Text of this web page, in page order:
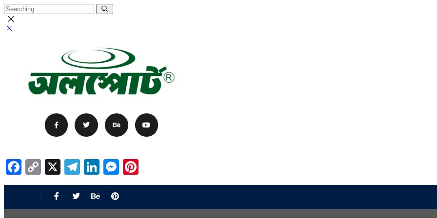
Facebook
Copy
Link
X Telegram
LinkedIn
Messenger